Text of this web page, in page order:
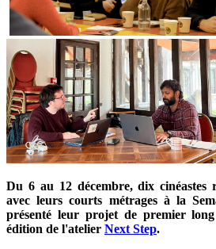
Du 6 au 12 décembre, dix cinéastes
avec leurs courts métrages à la
présenté leur projet de premier
édition de l'atelier Next Step.